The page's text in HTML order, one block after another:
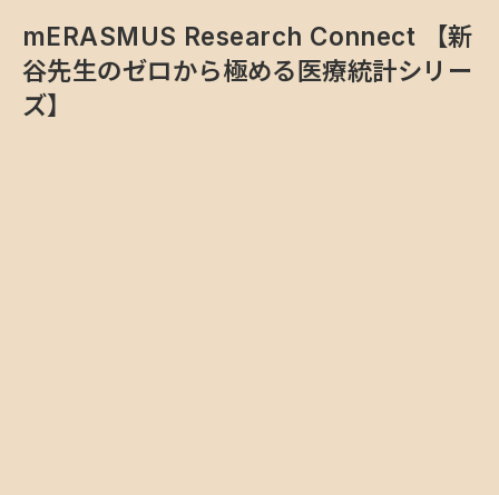
mERASMUS Research Connect 【新
谷先生のゼロから極める医療統計シリー
ズ】